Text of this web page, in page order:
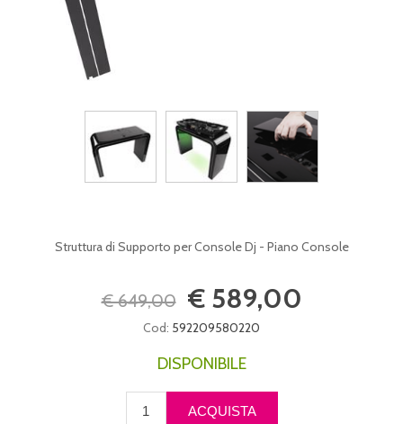
Struttura di Supporto per Console Dj - Piano Console
€ 649,00 € 589,00
Cod: 592209580220
DISPONIBILE